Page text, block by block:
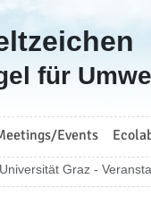
für
Events
Graz -